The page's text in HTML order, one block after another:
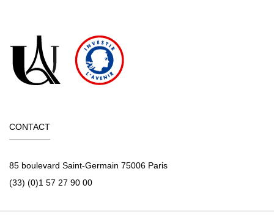
CONTACT
85 boulevard Saint-Germain 75006 Paris
(33) (0)1 57 27 90 00